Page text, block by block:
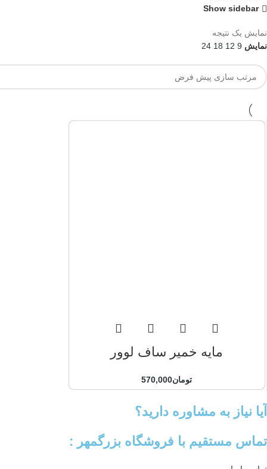
Show sidebar
نمایش یک نتیجه
نمایش 9
12
18
24
مایه خمیر ساف لوور
تومان570,000
آیا نیاز به مشاوره دارید؟
تماس مستقیم با فروشگاه بزرگمهر :